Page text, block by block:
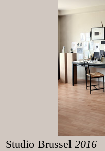
Studio Brussel 2016